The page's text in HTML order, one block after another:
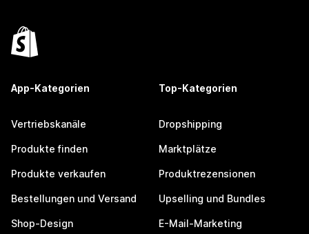
App-Kategorien
Vertriebskanäle
Produkte finden
Produkte verkaufen
Bestellungen und Versand
Shop-Design
Top-Kategorien
Dropshipping
Marktplätze
Produktrezensionen
Upselling und Bundles
E-Mail-Marketing